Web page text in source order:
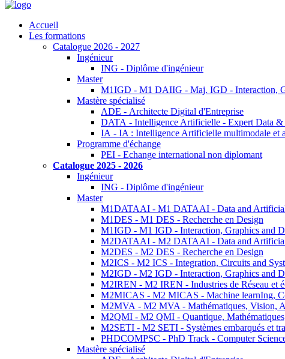
Accueil
Les formations
Catalogue 2026 - 2027
Ingénieur
ING - Diplôme d'ingénieur
Master
M1IGD - M1 DAIIG - Maj. IGD - Interaction,
Mastère spécialisé
ADE - Architecte Digital d'Entreprise
DATA - Intelligence Artificielle - Expert Data
IA - IA : Intelligence Artificielle multimodale et
Programme d'échange
PEI - Echange international non diplomant
Catalogue 2025 - 2026
Ingénieur
ING - Diplôme d'ingénieur
Master
M1DATAAI - M1 DATAAI - Data and
M1DES - M1 DES - Recherche en Design
M1IGD - M1 IGD - Interaction, Graphics and
M2DATAAI - M2 DATAAI - Data and
M2DES - M2 DES - Recherche en Design
M2ICS - M2 ICS - Integration, Circuits and
M2IGD - M2 IGD - Interaction, Graphics and
M2IREN - M2 IREN - Industries de Réseau et
M2MICAS - M2 MICAS - Machine learnIng,
M2MVA - M2 MVA - Mathématiques, Vision,
M2QMI - M2 QMI - Quantique,
M2SETI - M2 SETI - Systèmes embarqués et
PHDCOMPSC - PhD Track - Computer
Mastère spécialisé